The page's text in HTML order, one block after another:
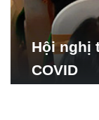
Hội nghị
COVID